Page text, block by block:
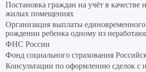
Постановка граждан на учёт в
жилых помещениях
Организация выплаты
рождении ребенка одному из
ФНС России
Фонд социального страхования
Консультации по оформлению сделок с